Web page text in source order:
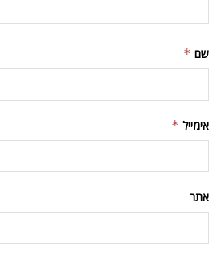
שם *
אימייל *
אתר